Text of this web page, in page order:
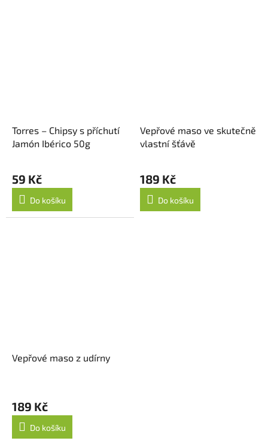
Torres – Chipsy s příchutí
Jamón Ibérico 50g
59 Kč
Do košíku
Vepřové maso ve skutečně
vlastní šťávě
189 Kč
Do košíku
Vepřové maso z udírny
189 Kč
Do košíku